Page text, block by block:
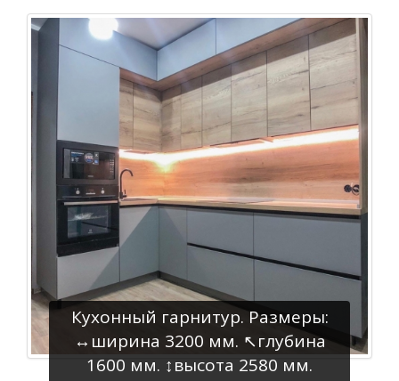
Кухонный гарнитур. Размеры:
↔️ширина 3200 мм. ↖️глубина
1600 мм. ↕️высота 2580 мм.